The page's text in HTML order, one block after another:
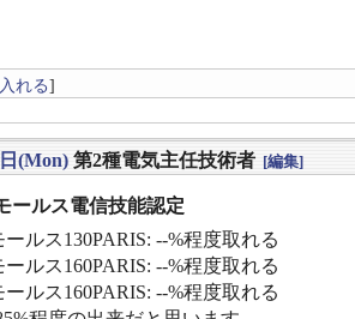
れる]
(Mon) 第2種電気主任技術者 [編集]
ールス電信技能認定
ルス130PARIS: --%程度取れる
ルス160PARIS: --%程度取れる
ルス160PARIS: --%程度取れる